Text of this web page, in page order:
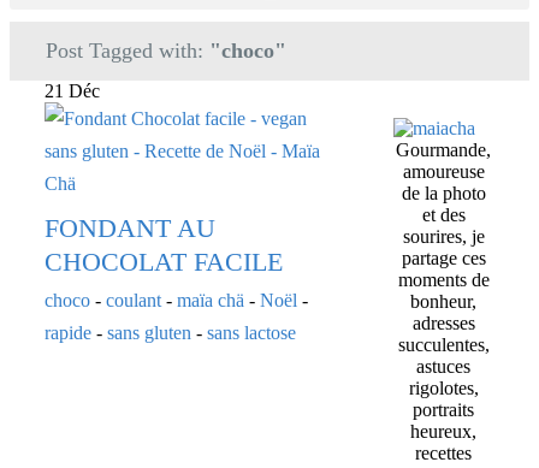
Post Tagged with: "choco"
21 Déc
FONDANT AU
CHOCOLAT FACILE
choco - coulant - maïa chä - Noël -
rapide - sans gluten - sans lactose
Gourmande,
amoureuse
de la photo
et des
sourires, je
partage ces
moments de
bonheur,
adresses
succulentes,
astuces
rigolotes,
portraits
heureux,
recettes